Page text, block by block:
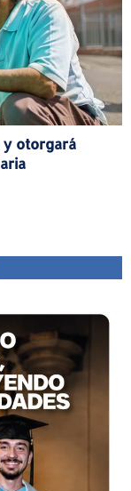
y otorgará